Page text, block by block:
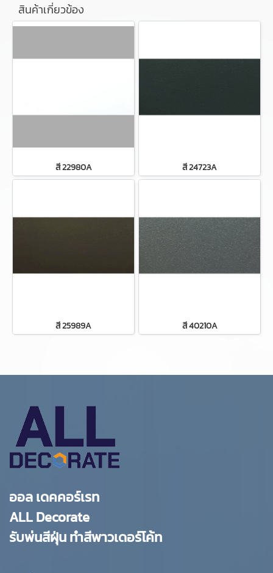
สินค้าเกี่ยวข้อง
สี 22980A สี 24723A
สี 25989A สี 40210A
ออล เดคคอร์เรท
ALL Decorate
รับพ่นสีฝุ่น ทำสีพาวเดอร์โค้ท